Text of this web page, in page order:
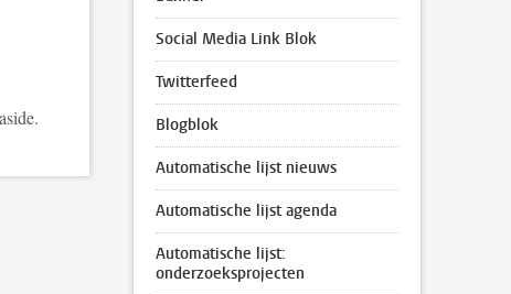
Social Media Link Blok
Twitterfeed
Blogblok
Automatische lijst nieuws
Automatische lijst agenda
Automatische lijst:
onderzoeksprojecten